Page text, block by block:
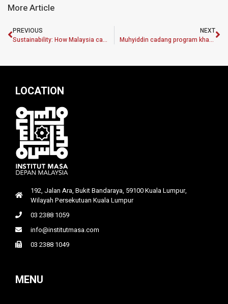
More Article
PREVIOUS
Sustainability: How Malaysia can identify gaps and solutions
NEXT
Muhyiddin cadang program khas bantu pelajar keciciran
LOCATION
192, Jalan Ara, Bukit Bandaraya, 59100 Kuala Lumpur,
Wilayah Persekutuan Kuala Lumpur
03 2388 1059
info@institutmasa.com
03 2388 1049
MENU